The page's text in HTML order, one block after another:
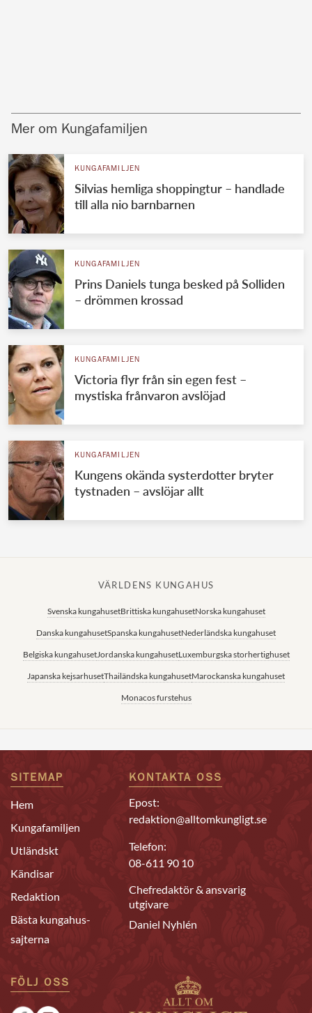
Mer om Kungafamiljen
KUNGAFAMILJEN
Silvias hemliga shoppingtur – handlade
till alla nio barnbarnen
KUNGAFAMILJEN
Prins Daniels tunga besked på Solliden
– drömmen krossad
KUNGAFAMILJEN
Victoria flyr från sin egen fest –
mystiska frånvaron avslöjad
KUNGAFAMILJEN
Kungens okända systerdotter bryter
tystnaden – avslöjar allt
VÄRLDENS KUNGAHUS
Svenska kungahusetBrittiska kungahusetNorska kungahuset
Danska kungahusetSpanska kungahusetNederländska kungahuset
Belgiska kungahusetJordanska kungahusetLuxemburgska storhertighuset
Japanska kejsarhusetThailändska kungahusetMarockanska kungahuset
Monacos furstehus
SITEMAP
Hem
Kungafamiljen
Utländskt
Kändisar
Redaktion
Bästa kungahus-
sajterna
KONTAKTA OSS
Epost:
redaktion@alltomkungligt.se
Telefon:
08-611 90 10
Chefredaktör & ansvarig
utgivare
Daniel Nyhlén
FÖLJ OSS